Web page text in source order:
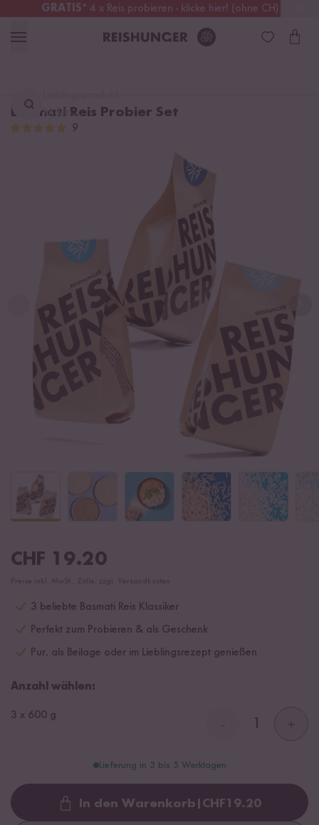
GRATIS* 4 x Reis probieren - klicke hier! (ohne CH)
Schweiz Alle Zölle & Steuern inklusive
finden ...
Basmati Reis Probier Set
9
CHF 19.20
3 beliebte Basmati Reis Klassiker
Perfekt zum Probieren & als Geschenk
Pur, als Beilage oder im Lieblingsrezept genießen
Anzahl wählen:
3 x 600 g
Lieferung in 3 bis 5 Werktagen
Loading...
In den Warenkorb CHF19.20